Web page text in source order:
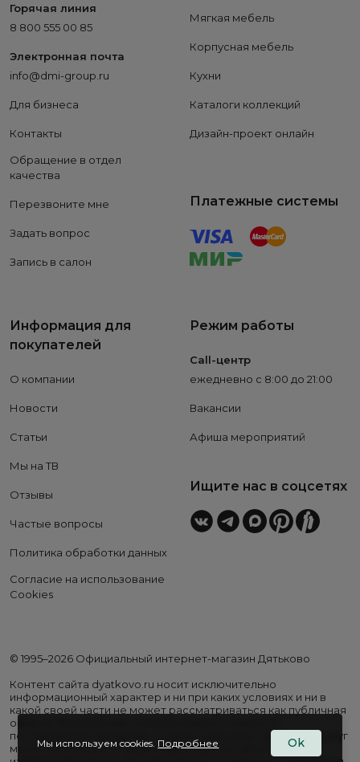
Горячая линия
8 800 555 00 85
Электронная почта
info@dmi-group.ru
Для бизнеса
Контакты
Обращение в отдел
качества
Перезвоните мне
Задать вопрос
Запись в салон
Мягкая мебель
Корпусная мебель
Кухни
Каталоги коллекций
Дизайн-проект онлайн
Платежные системы
Информация для
покупателей
О компании
Новости
Статьи
Мы на ТВ
Отзывы
Частые вопросы
Политика обработки данных
Согласие на использование
Cookies
Режим работы
Call-центр
ежедневно с 8:00 до 21:00
Вакансии
Афиша мероприятий
Ищите нас в соцсетях
© 1995–2026 Официальный интернет-магазин Дятьково
Контент сайта dyatkovo.ru носит исключительно
информационный характер и ни при каких условиях и ни в
какой своей части не может рассматриваться как публичная
оферта. Внешний вид, комплектация и стоимость
поставляемой продукции, а также перечень сервисных услуг
могут отличаться от представленных на сайте. Цены на
Мы используем cookies. Подробнее Ok